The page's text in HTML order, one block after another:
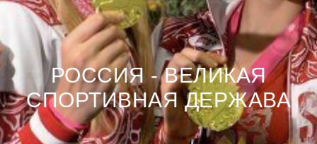
РОССИЯ - ВЕЛИКАЯ
СПОРТИВНАЯ ДЕРЖАВА